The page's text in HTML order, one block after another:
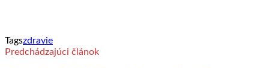
Tagszdravie
Predchádzajúci článok